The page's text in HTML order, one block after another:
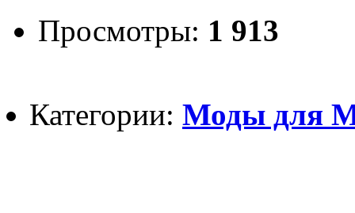
Просмотры: 1 913
Категории: Моды для